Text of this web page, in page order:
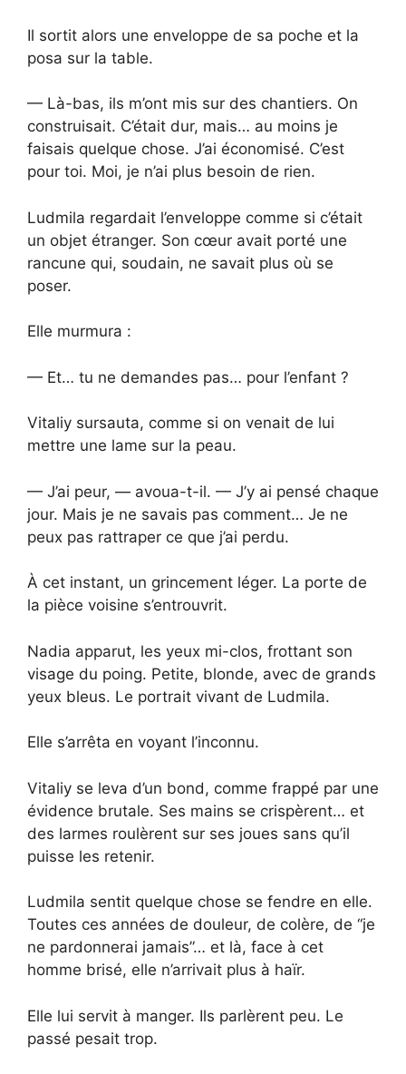
Il sortit alors une enveloppe de sa poche et la
posa sur la table.
— Là-bas, ils m’ont mis sur des chantiers. On
construisait. C’était dur, mais… au moins je
faisais quelque chose. J’ai économisé. C’est
pour toi. Moi, je n’ai plus besoin de rien.
Ludmila regardait l’enveloppe comme si c’était
un objet étranger. Son cœur avait porté une
rancune qui, soudain, ne savait plus où se
poser.
Elle murmura :
— Et… tu ne demandes pas… pour l’enfant ?
Vitaliy sursauta, comme si on venait de lui
mettre une lame sur la peau.
— J’ai peur, — avoua-t-il. — J’y ai pensé chaque
jour. Mais je ne savais pas comment… Je ne
peux pas rattraper ce que j’ai perdu.
À cet instant, un grincement léger. La porte de
la pièce voisine s’entrouvrit.
Nadia apparut, les yeux mi-clos, frottant son
visage du poing. Petite, blonde, avec de grands
yeux bleus. Le portrait vivant de Ludmila.
Elle s’arrêta en voyant l’inconnu.
Vitaliy se leva d’un bond, comme frappé par une
évidence brutale. Ses mains se crispèrent… et
des larmes roulèrent sur ses joues sans qu’il
puisse les retenir.
Ludmila sentit quelque chose se fendre en elle.
Toutes ces années de douleur, de colère, de “je
ne pardonnerai jamais”… et là, face à cet
homme brisé, elle n’arrivait plus à haïr.
Elle lui servit à manger. Ils parlèrent peu. Le
passé pesait trop.